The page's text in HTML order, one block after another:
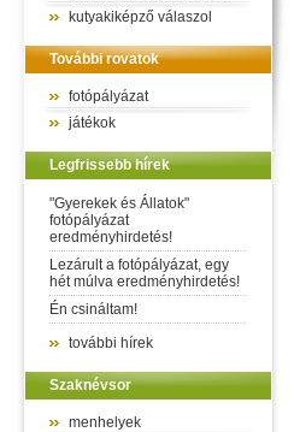
kutyakiképző válaszol
További rovatok
fotópályázat
játékok
Legfrissebb hírek
"Gyerekek és Állatok"
fotópályázat
eredményhirdetés!
Lezárult a fotópályázat, egy
hét múlva eredményhirdetés!
Én csináltam!
további hírek
Szaknévsor
menhelyek